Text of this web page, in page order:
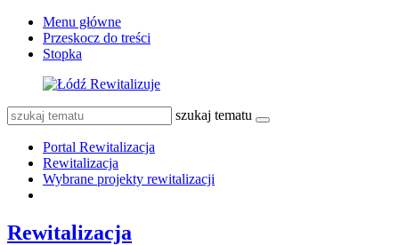
Menu główne
Przeskocz do treści
Stopka
szukaj tematu
Portal Rewitalizacja
Rewitalizacja
Wybrane projekty rewitalizacji
Rewitalizacja